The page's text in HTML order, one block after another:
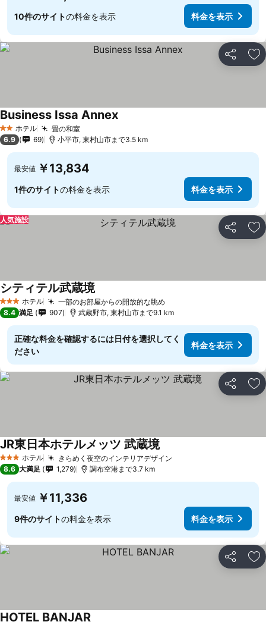
10件のサイトの料金を表示 料金を表示
シェア お
2 ホテルのランク
ホテル 畳の和室
Business Issa Annex
6.9 69 小平市, 東村山市まで3.5 km
最安値 ￥13,834
1件のサイトの料金を表示 料金を表示
シェア お
人気施設
3 ホテルのランク
ホテル 一部のお部屋からの開放的な眺め
シティテル武蔵境
8.4 満足 907 武蔵野市, 東村山市まで9.1 km
正確な料金を確認するには日付を選択してく
ださい
料金を表示
シェア お
3 ホテルのランク
ホテル きらめく夜空のインテリアデザイン
JR東日本ホテルメッツ 武蔵境
8.6 大満足 1,279 調布空港まで3.7 km
最安値 ￥11,336
9件のサイトの料金を表示 料金を表示
シェア お
HOTEL BANJAR